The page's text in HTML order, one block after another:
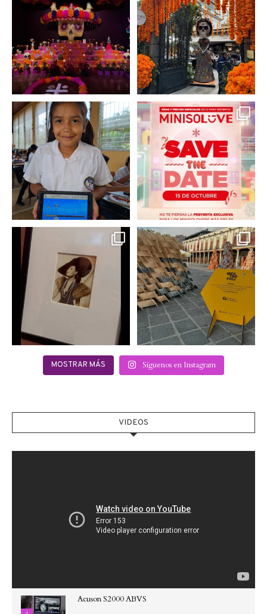
23 de octubre y hasta el...
2 0
de @menchaca.studio...
2 0
En un contexto donde
muchas niñas y
adolescentes...
0 0
La temporada navideña
llegó a @minisomexico...
2 0
Hoy sábado 28 de
septiembre se inauguró
en...
2 0
Este fin de semana no te
pierdas @mextropoli, el...
2 0
MOSTRAR MÁS Síguenos en Instagram
VIDEOS
Acuson S2000 ABVS